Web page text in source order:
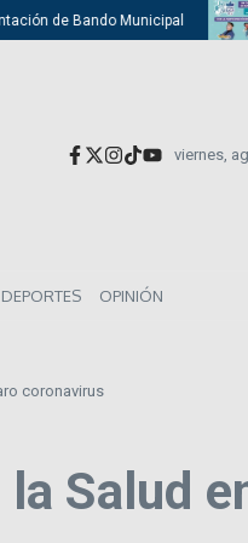
de Bando Municipal
viernes,
DEPORTES OPINIÓN
coronavirus
Salud